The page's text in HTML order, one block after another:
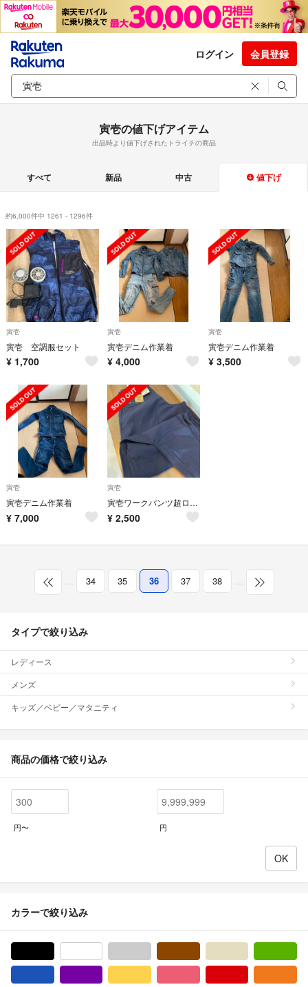
ログイン 会員登録
寅壱の値下げアイテム
出品時より値下げされたトライチの商品
すべて 新品 中古 値下げ
約6,000件中 1261 - 1296件
寅壱
寅壱 空調服セット
¥ 1,700
寅壱
寅壱デニム作業着
¥ 4,000
寅壱
寅壱デニム作業着
¥ 3,500
寅壱
寅壱デニム作業着
¥ 7,000
寅壱
寅壱ワークパンツ超ロング八分(新品)
¥ 2,500
… 34 35 36 37 38 …
タイプで絞り込み
レディース
メンズ
キッズ／ベビー／マタニティ
商品の価格で絞り込み
円〜 円
カラーで絞り込み